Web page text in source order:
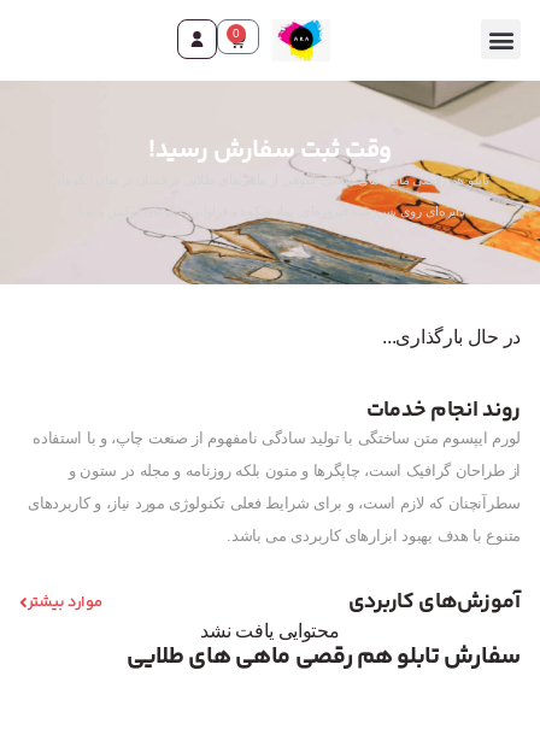
0
وقت ثبت سفارش رسید!
تابلو هم رقصی ماهی های طلایی: انبوهی از ماهی‌های طلایی درخشان در میان الگوهای
دایره‌ای روی پس‌زمینه فیروزه‌ای. نماد شکوه و فراوانی. جلوه‌ای لوکس و پویا.
در حال بارگذاری...
روند انجام خدمات
لورم ایپسوم متن ساختگی با تولید سادگی نامفهوم از صنعت چاپ، و با استفاده
از طراحان گرافیک است، چاپگرها و متون بلکه روزنامه و مجله در ستون و
سطرآنچنان که لازم است، و برای شرایط فعلی تکنولوژی مورد نیاز، و کاربردهای
متنوع با هدف بهبود ابزارهای کاربردی می باشد.
آموزش‌های کاربردی موارد بیشتر
محتوایی یافت نشد
سفارش تابلو هم رقصی ماهی های طلایی